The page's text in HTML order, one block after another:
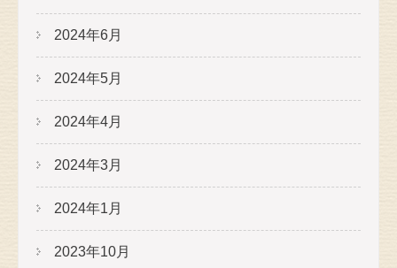
2024年6月
2024年5月
2024年4月
2024年3月
2024年1月
2023年10月